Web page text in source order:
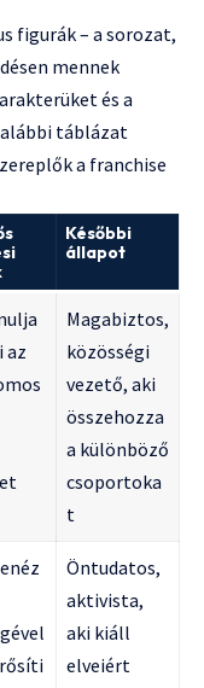
figurák – a sorozat,
mennek
és a
táblázat
a franchise
Későbbi
állapot
az
Magabiztos,
közösségi
vezető, aki
összehozza
a különböző
csoportoka
t
Öntudatos,
aktivista,
aki kiáll
elveiért